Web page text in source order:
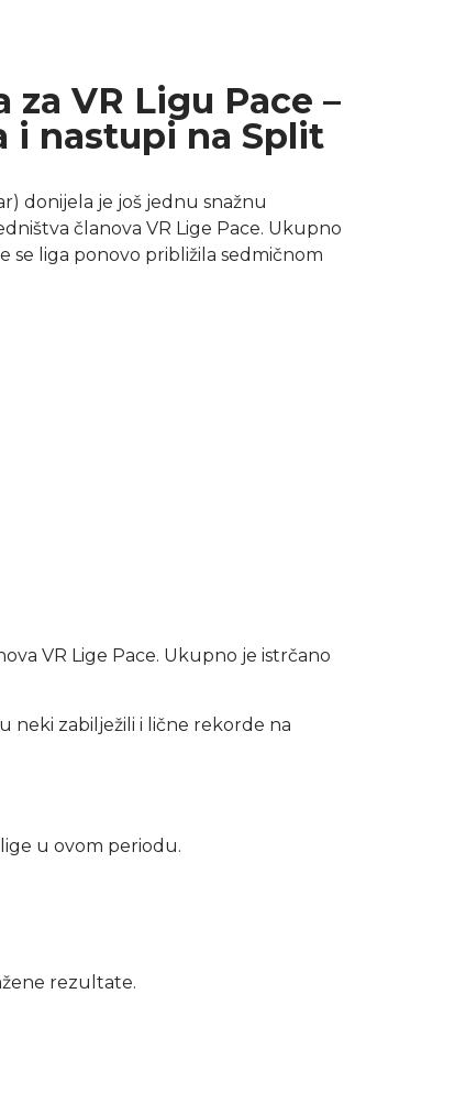
za VR Ligu Pace –
i nastupi na Split
donijela je još jednu snažnu
članova VR Lige Pace. Ukupno
se liga ponovo približila sedmičnom
VR Lige Pace. Ukupno je istrčano
neki zabilježili i lične rekorde na
u ovom periodu.
rezultate.